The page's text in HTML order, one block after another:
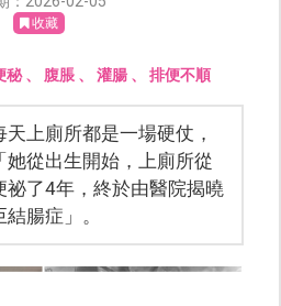
收藏
秘、 腹脹 、灌腸 、排便不順
上廁所都是一場硬仗，
她從出生開始，上廁所從
祕了4年，終於由醫院揭曉
腸症」。